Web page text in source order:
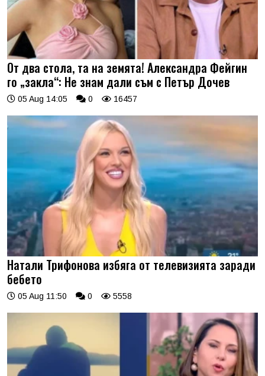
От два стола, та на земята! Александра Фейгин
го „закла“: Не знам дали съм с Петър Дочев
05 Aug 14:05 0 16457
Натали Трифонова избяга от телевизията заради
бебето
05 Aug 11:50 0 5558